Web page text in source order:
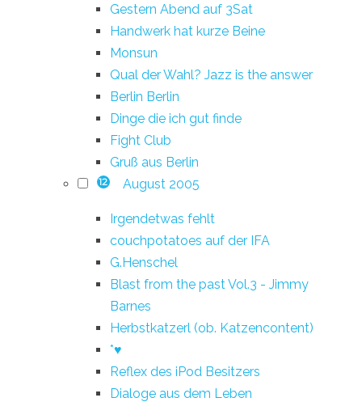
Gestern Abend auf 3Sat
Handwerk hat kurze Beine
Monsun
Qual der Wahl? Jazz is the answer
Berlin Berlin
Dinge die ich gut finde
Fight Club
Gruß aus Berlin
12 August 2005
Irgendetwas fehlt
couchpotatoes auf der IFA
G.Henschel
Blast from the past Vol.3 - Jimmy
Barnes
Herbstkatzerl (ob. Katzencontent)
*♥
Reflex des iPod Besitzers
Dialoge aus dem Leben